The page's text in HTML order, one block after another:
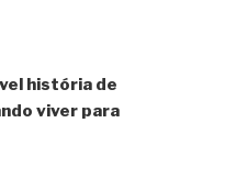
história de
viver para